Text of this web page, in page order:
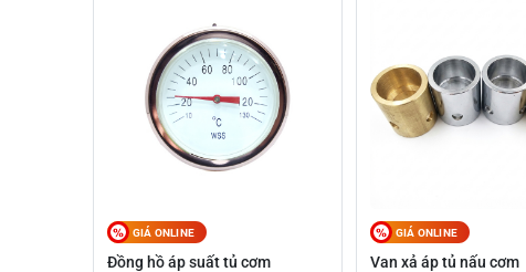
GIÁ ONLINE
Đồng hồ áp suất tủ cơm
GIÁ ONLINE
Van xả áp tủ nấu cơm